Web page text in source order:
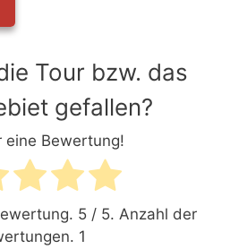
Tour bzw. das
gefallen?
eine Bewertung!
5 / 5. Anzahl der
1